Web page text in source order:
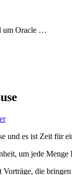
um Oracle …
und es ist Zeit für
um jede
die